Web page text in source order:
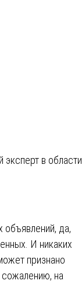
эксперт в области
объявлений, да,
И никаких
признано
на